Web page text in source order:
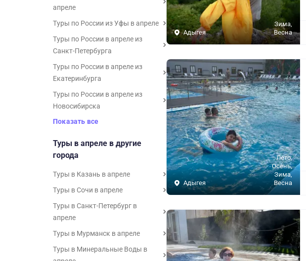
апреле
Туры по России из Уфы в апреле
Туры по России в апреле из
Санкт-Петербурга
Туры по России в апреле из
Екатеринбурга
Туры по России в апреле из
Новосибирска
Показать все
Туры в апреле в другие
города
Туры в Казань в апреле
Туры в Сочи в апреле
Туры в Санкт-Петербург в
апреле
Туры в Мурманск в апреле
Туры в Минеральные Воды в
Адыгея
Зима,
Весна
Адыгея
Лето,
Осень,
Зима,
Весна